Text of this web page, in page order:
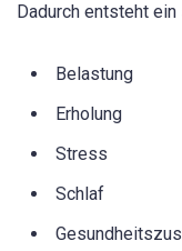
Dadurch entsteht
Belastung
Erholung
Stress
Schlaf